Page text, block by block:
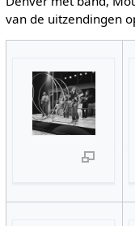
van de uitzendingen